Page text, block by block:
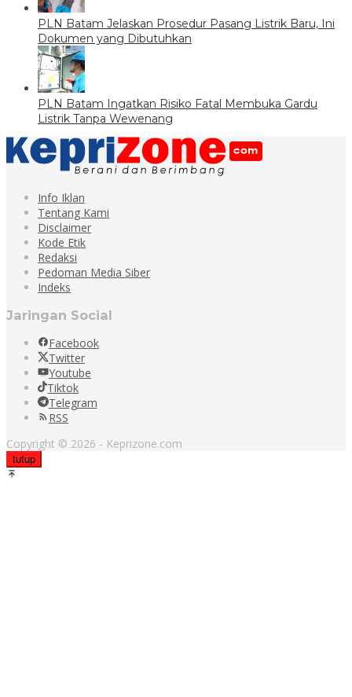
PLN Batam Jelaskan Prosedur Pasang Listrik Baru, Ini
Dokumen yang Dibutuhkan
PLN Batam Ingatkan Risiko Fatal Membuka Gardu
Listrik Tanpa Wewenang
Info Iklan
Tentang Kami
Disclaimer
Kode Etik
Redaksi
Pedoman Media Siber
Indeks
Jaringan Social
Facebook
Twitter
Youtube
Tiktok
Telegram
RSS
Copyright © 2026 - Keprizone.com
tutup